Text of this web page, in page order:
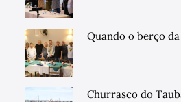
Quando o berço
Churrasco do